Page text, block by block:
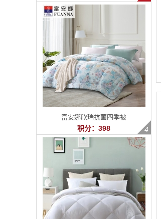
富安娜欣瑞抗菌四季被
积分：398